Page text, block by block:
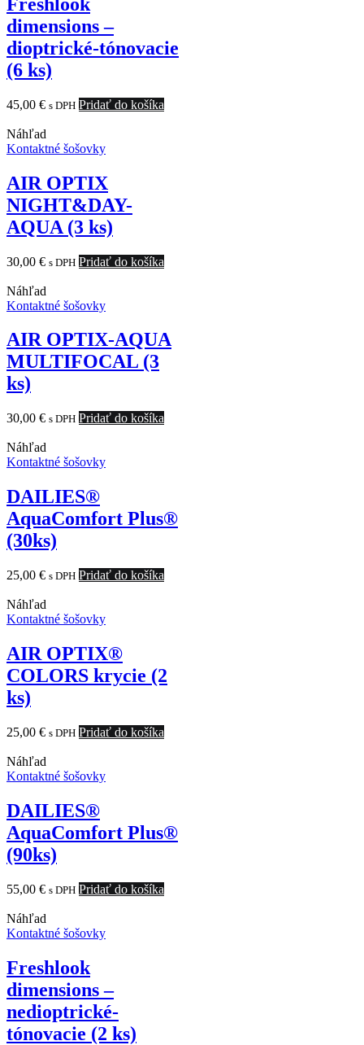
dimensions –
dioptrické-tónovacie
(6 ks)
45,00 € s DPH Pridať do košíka
Náhľad
Kontaktné šošovky
AIR OPTIX
NIGHT&DAY-
AQUA (3 ks)
30,00 € s DPH Pridať do košíka
Náhľad
Kontaktné šošovky
AIR OPTIX-AQUA
MULTIFOCAL (3
ks)
30,00 € s DPH Pridať do košíka
Náhľad
Kontaktné šošovky
DAILIES®
AquaComfort Plus®
(30ks)
25,00 € s DPH Pridať do košíka
Náhľad
Kontaktné šošovky
AIR OPTIX®
COLORS krycie (2
ks)
25,00 € s DPH Pridať do košíka
Náhľad
Kontaktné šošovky
DAILIES®
AquaComfort Plus®
(90ks)
55,00 € s DPH Pridať do košíka
Náhľad
Kontaktné šošovky
Freshlook
dimensions –
nedioptrické-
tónovacie (2 ks)